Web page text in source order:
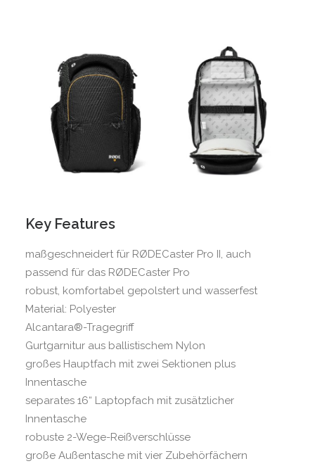
Key Features
maßgeschneidert für RØDECaster Pro II, auch
passend für das RØDECaster Pro
robust, komfortabel gepolstert und wasserfest
Material: Polyester
Alcantara®-Tragegriff
Gurtgarnitur aus ballistischem Nylon
großes Hauptfach mit zwei Sektionen plus
Innentasche
separates 16“ Laptopfach mit zusätzlicher
Innentasche
robuste 2-Wege-Reißverschlüsse
große Außentasche mit vier Zubehörfächern